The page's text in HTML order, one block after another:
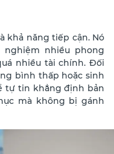
khả năng tiếp cận. Nó
nhiều phong
nhiều tài chính. Đối
bình thấp hoặc sinh
tự tin khẳng định bản
mà không bị gánh